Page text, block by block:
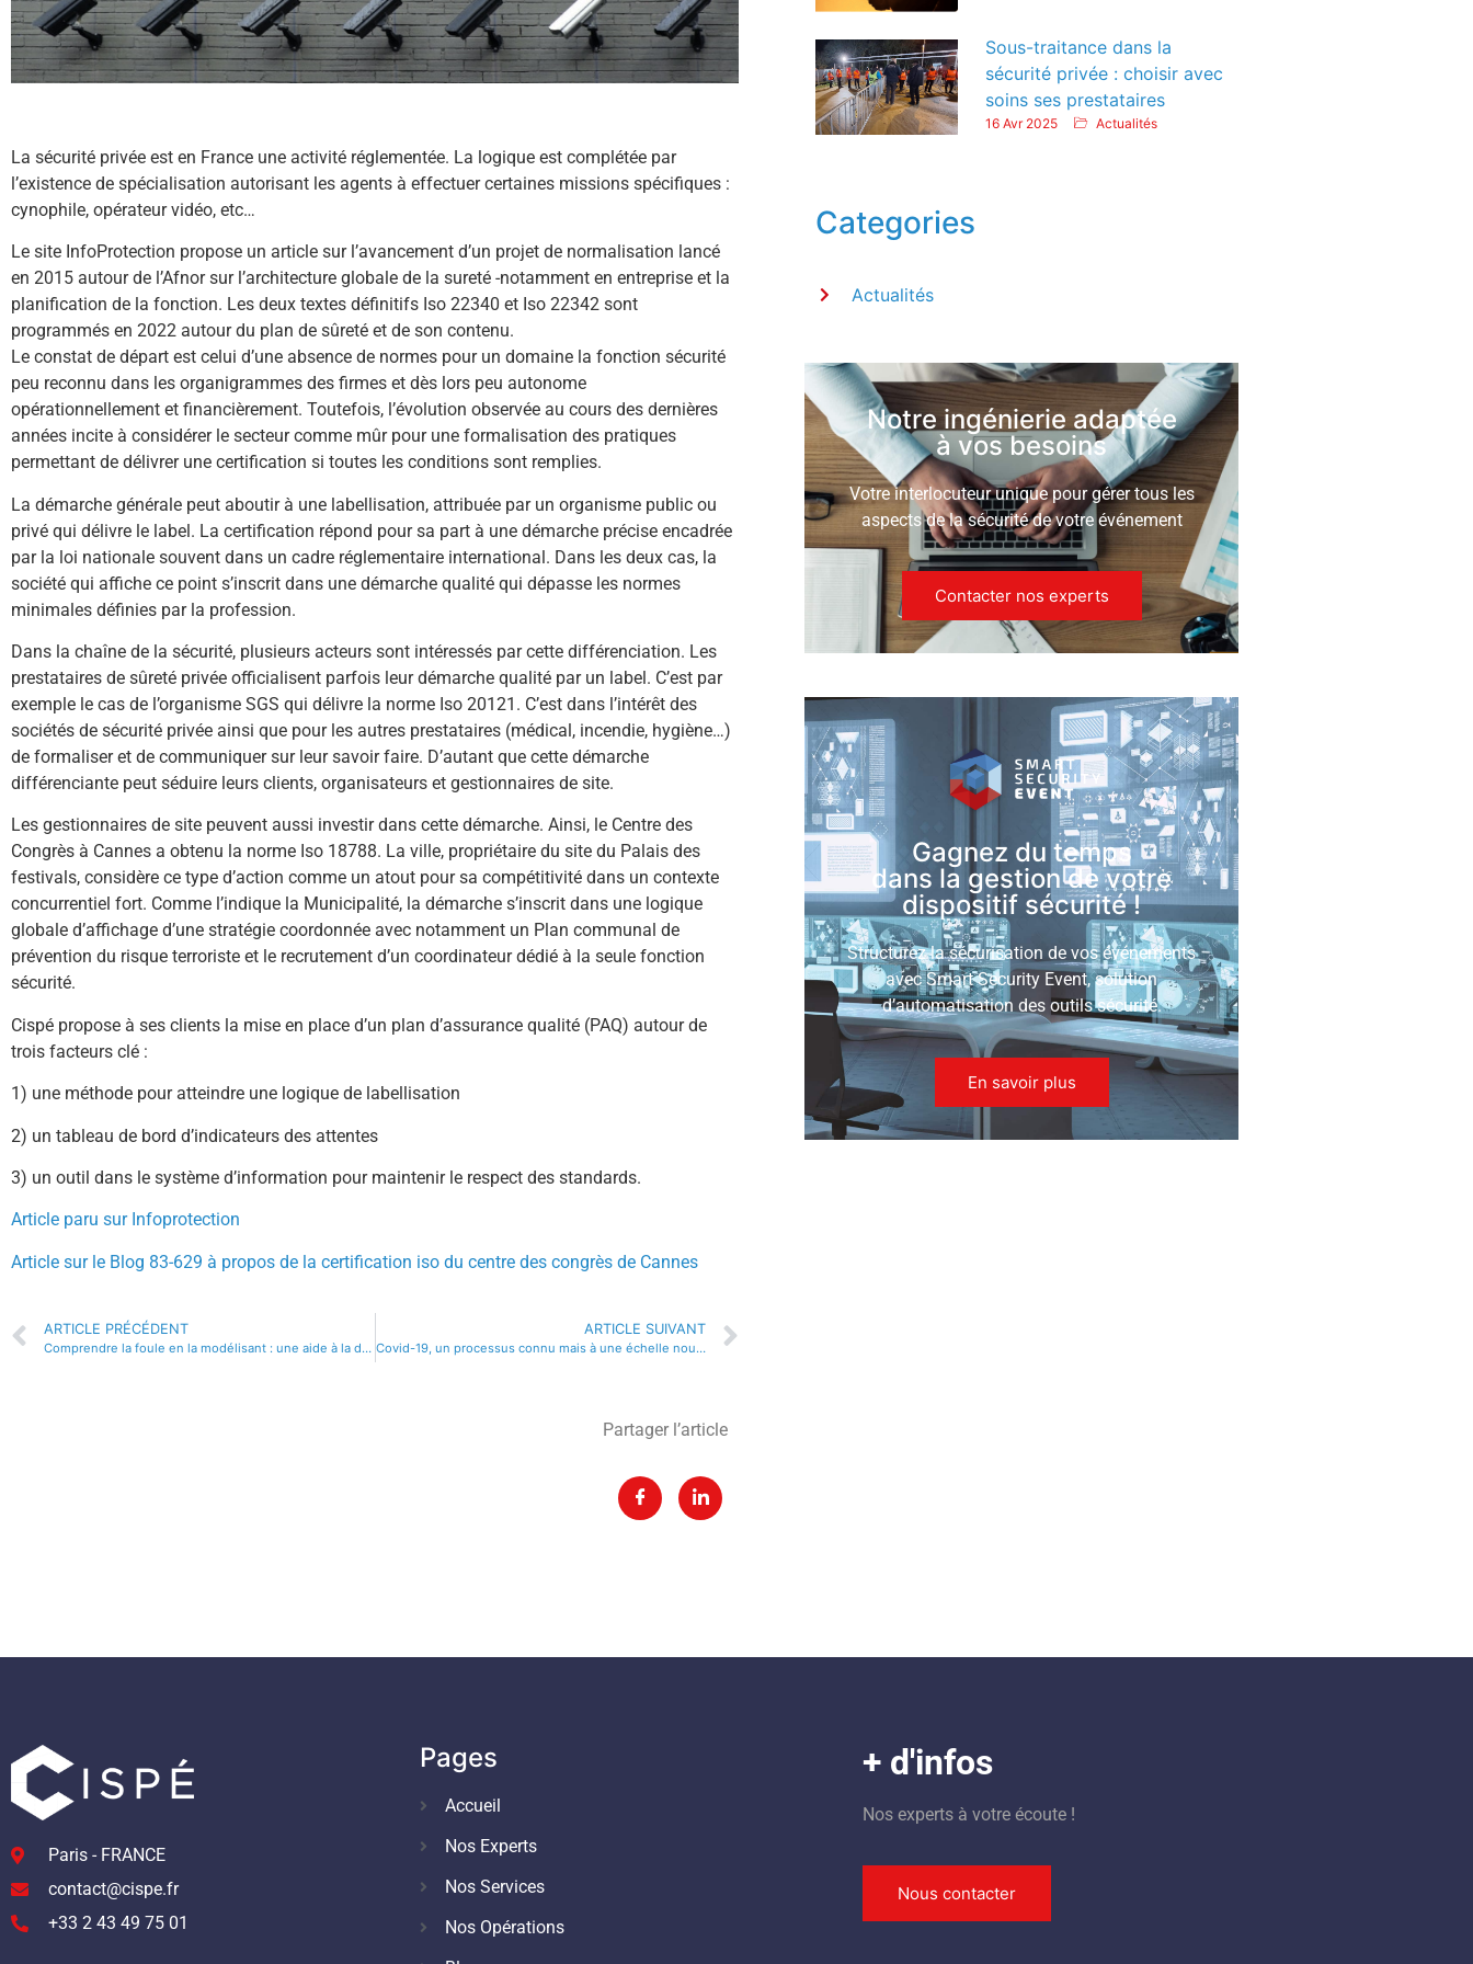
La sécurité privée est en France une activité réglementée. La logique est complétée par
l’existence de spécialisation autorisant les agents à effectuer certaines missions spécifiques :
cynophile, opérateur vidéo, etc…
Le site InfoProtection propose un article sur l’avancement d’un projet de normalisation lancé
en 2015 autour de l’Afnor sur l’architecture globale de la sureté -notamment en entreprise et la
planification de la fonction. Les deux textes définitifs Iso 22340 et Iso 22342 sont
programmés en 2022 autour du plan de sûreté et de son contenu.
Le constat de départ est celui d’une absence de normes pour un domaine la fonction sécurité
peu reconnu dans les organigrammes des firmes et dès lors peu autonome
opérationnellement et financièrement. Toutefois, l’évolution observée au cours des dernières
années incite à considérer le secteur comme mûr pour une formalisation des pratiques
permettant de délivrer une certification si toutes les conditions sont remplies.
La démarche générale peut aboutir à une labellisation, attribuée par un organisme public ou
privé qui délivre le label. La certification répond pour sa part à une démarche précise encadrée
par la loi nationale souvent dans un cadre réglementaire international. Dans les deux cas, la
société qui affiche ce point s’inscrit dans une démarche qualité qui dépasse les normes
minimales définies par la profession.
Dans la chaîne de la sécurité, plusieurs acteurs sont intéressés par cette différenciation. Les
prestataires de sûreté privée officialisent parfois leur démarche qualité par un label. C’est par
exemple le cas de l’organisme SGS qui délivre la norme Iso 20121. C’est dans l’intérêt des
sociétés de sécurité privée ainsi que pour les autres prestataires (médical, incendie, hygiène…)
de formaliser et de communiquer sur leur savoir faire. D’autant que cette démarche
différenciante peut séduire leurs clients, organisateurs et gestionnaires de site.
Les gestionnaires de site peuvent aussi investir dans cette démarche. Ainsi, le Centre des
Congrès à Cannes a obtenu la norme Iso 18788. La ville, propriétaire du site du Palais des
festivals, considère ce type d’action comme un atout pour sa compétitivité dans un contexte
concurrentiel fort. Comme l’indique la Municipalité, la démarche s’inscrit dans une logique
globale d’affichage d’une stratégie coordonnée avec notamment un Plan communal de
prévention du risque terroriste et le recrutement d’un coordinateur dédié à la seule fonction
sécurité.
Cispé propose à ses clients la mise en place d’un plan d’assurance qualité (PAQ) autour de
trois facteurs clé :
1) une méthode pour atteindre une logique de labellisation
2) un tableau de bord d’indicateurs des attentes
3) un outil dans le système d’information pour maintenir le respect des standards.
Article paru sur Infoprotection
Article sur le Blog 83-629 à propos de la certification iso du centre des congrès de Cannes
ARTICLE PRÉCÉDENT
Comprendre la foule en la modélisant : une aide à la décision utile
ARTICLE SUIVANT
Covid-19, un processus connu mais à une échelle nouvelle !
Partager l’article
Sous-traitance dans la
sécurité privée : choisir avec
soins ses prestataires
16 Avr 2025 Actualités
Categories
Actualités
Notre ingénierie adaptée
à vos besoins
Votre interlocuteur unique pour gérer tous les
aspects de la sécurité de votre événement
Contacter nos experts
Gagnez du temps
dans la gestion de votre
dispositif sécurité !
Structurez la sécurisation de vos événements
avec Smart Security Event, solution
d’automatisation des outils sécurité.
En savoir plus
Paris - FRANCE
contact@cispe.fr
+33 2 43 49 75 01
Pages
Accueil
Nos Experts
Nos Services
Nos Opérations
+ d'infos
Nos experts à votre écoute !
Nous contacter